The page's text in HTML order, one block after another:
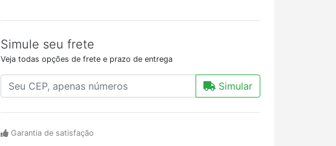
Simule seu frete
Veja todas opções de frete e prazo de entrega
Simular
Garantia de satisfação